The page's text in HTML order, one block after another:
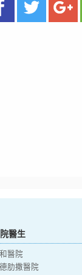
醫生
醫院
肋撒醫院